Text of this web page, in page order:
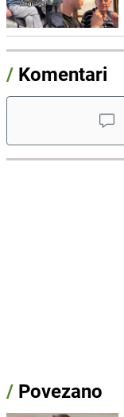
/ Komentari
/ Povezano